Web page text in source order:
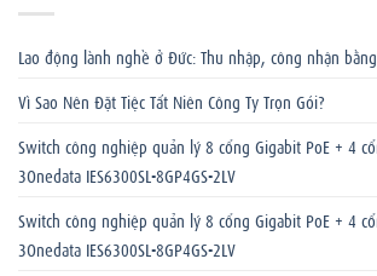
Lao động lành nghề ở Đức: Thu nhập, công nhận
Vì Sao Nên Đặt Tiệc Tất Niên Công Ty Trọn Gói?
Switch công nghiệp quản lý 8 cổng Gigabit PoE + 4
3Onedata IES6300SL-8GP4GS-2LV
Switch công nghiệp quản lý 8 cổng Gigabit PoE + 4
3Onedata IES6300SL-8GP4GS-2LV